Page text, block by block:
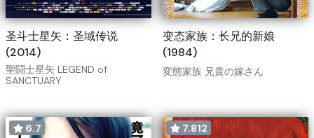
圣斗士星矢：圣域传说
(2014)
聖闘士星矢 LEGEND of
SANCTUARY
变态家族：长兄的新娘
(1984)
変態家族 兄貴の嫁さん
6.7
7.812